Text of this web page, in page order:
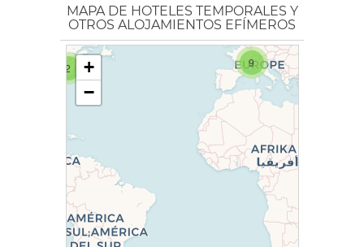
MAPA DE HOTELES TEMPORALES Y
OTROS ALOJAMIENTOS EFÍMEROS
2 9
+
−